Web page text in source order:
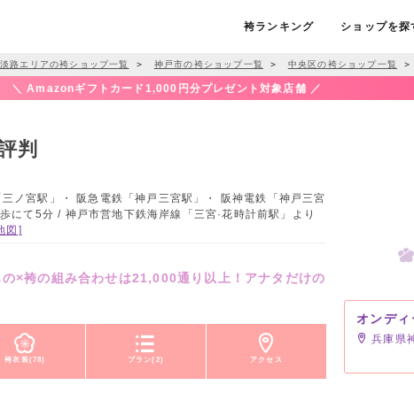
袴ランキング ショップを探
路エリアの袴ショップ一覧 ＞ 神戸市の袴ショップ一覧 ＞ 中央区の袴ショップ一覧 ＞
＼ Amazonギフトカード1,000円分プレゼント対象店舗 ／
判
ノ宮駅」・ 阪急電鉄「神戸三宮駅」・ 阪神電鉄「神戸三宮
にて5分 / 神戸市営地下鉄海岸線「三宮·花時計前駅」より
図]
×袴の組み合わせは21,000通り以上！アナタだけの
袴衣装(78) プラン(2) アクセス
兵庫県神戸